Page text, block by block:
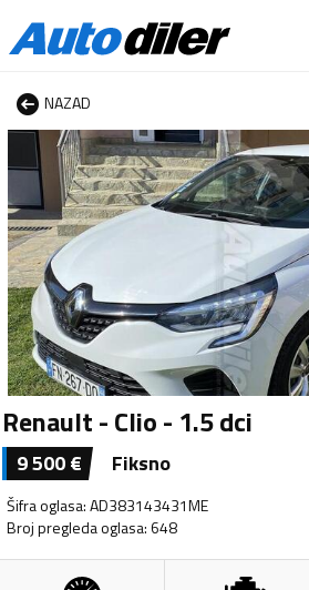
NAZAD
Renault - Clio - 1.5 dci
9 500€ Fiksno
Šifra oglasa:AD383143431ME
Broj pregleda oglasa:648